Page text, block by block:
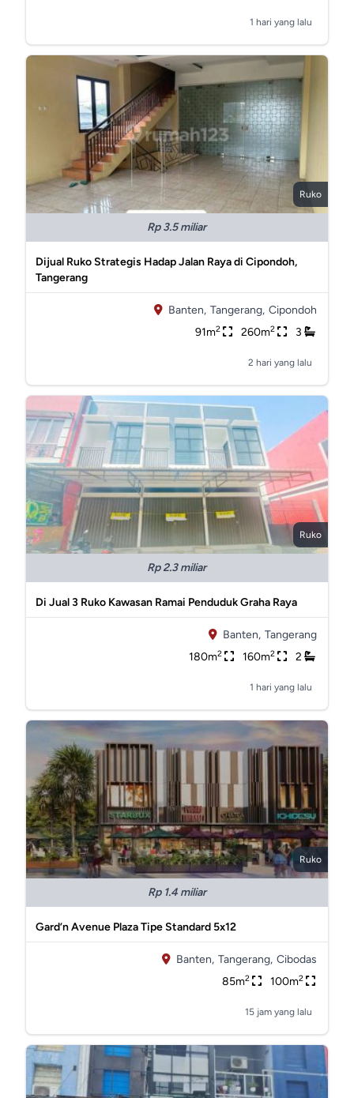
1 hari yang lalu
Ruko
Rp 3.5 miliar
Dijual Ruko Strategis Hadap Jalan Raya di Cipondoh,
Tangerang
Banten, Tangerang, Cipondoh
91m2 260m2 3
2 hari yang lalu
Ruko
Rp 2.3 miliar
Di Jual 3 Ruko Kawasan Ramai Penduduk Graha Raya
Banten, Tangerang
180m2 160m2 2
1 hari yang lalu
Ruko
Rp 1.4 miliar
Gard’n Avenue Plaza Tipe Standard 5x12
Banten, Tangerang, Cibodas
85m2 100m2
15 jam yang lalu